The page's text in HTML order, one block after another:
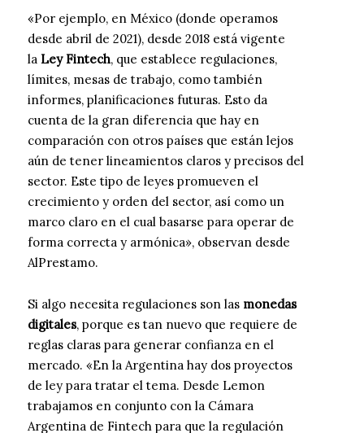
«Por ejemplo, en México (donde operamos
desde abril de 2021), desde 2018 está vigente
la Ley Fintech, que establece regulaciones,
límites, mesas de trabajo, como también
informes, planificaciones futuras. Esto da
cuenta de la gran diferencia que hay en
comparación con otros países que están lejos
aún de tener lineamientos claros y precisos del
sector. Este tipo de leyes promueven el
crecimiento y orden del sector, así como un
marco claro en el cual basarse para operar de
forma correcta y armónica», observan desde
AlPrestamo.
Si algo necesita regulaciones son las monedas
digitales, porque es tan nuevo que requiere de
reglas claras para generar confianza en el
mercado. «En la Argentina hay dos proyectos
de ley para tratar el tema. Desde Lemon
trabajamos en conjunto con la Cámara
Argentina de Fintech para que la regulación